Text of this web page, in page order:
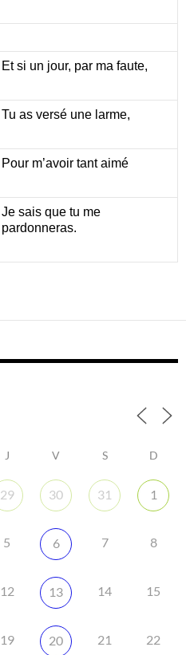
Et si un jour, par ma faute,
Tu as versé une larme,
Pour m’avoir tant aimé
Je sais que tu me
pardonneras.
J V S D
29 30 31 1
5 6 7 8
12 13 14 15
19 20 21 22